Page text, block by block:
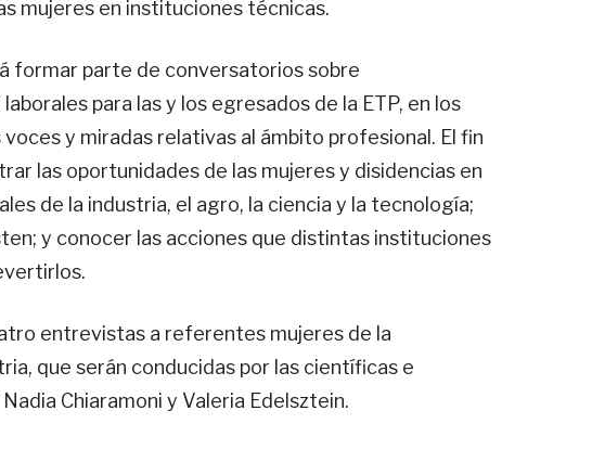
mujeres en instituciones técnicas.
formar parte de conversatorios sobre
para las y los egresados de la ETP, en los
y miradas relativas al ámbito profesional. El fin
las oportunidades de las mujeres y disidencias en
de la industria, el agro, la ciencia y la tecnología;
y conocer las acciones que distintas instituciones
entrevistas a referentes mujeres de la
que serán conducidas por las científicas e
Chiaramoni y Valeria Edelsztein.